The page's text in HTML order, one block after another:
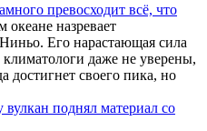
превосходит всё, что
океане назревает
Его нарастающая сила
климатологи даже не уверены,
достигнет своего пика, но